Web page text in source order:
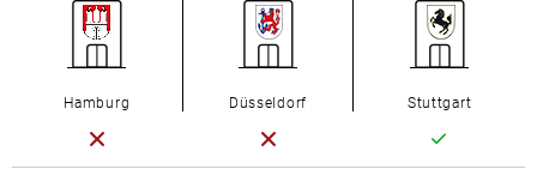
Hamburg Düsseldorf Stuttgart